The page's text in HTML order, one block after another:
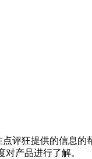
点评狂提供的信息的
产品进行了解。